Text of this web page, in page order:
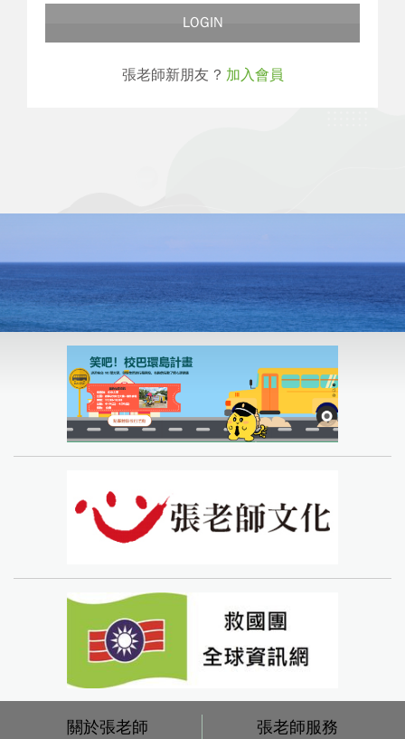
LOGIN
張老師新朋友 ? 加入會員
關於張老師
張老師服務